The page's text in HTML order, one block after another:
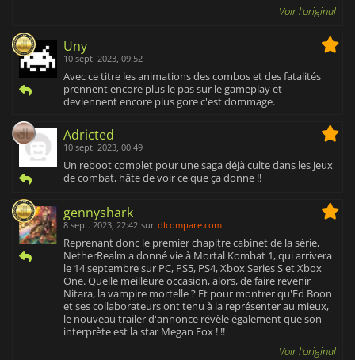
Voir l'original
Uny
10 sept. 2023, 09:52
Avec ce titre les animations des combos et des fatalités
prennent encore plus le pas sur le gameplay et
deviennent encore plus gore c'est dommage.
Adricted
10 sept. 2023, 00:49
Un reboot complet pour une saga déjà culte dans les jeux
de combat, hâte de voir ce que ça donne !!
gennyshark
8 sept. 2023, 22:42 sur dlcompare.com
Reprenant donc le premier chapitre cabinet de la série,
NetherRealm a donné vie à Mortal Kombat 1, qui arrivera
le 14 septembre sur PC, PS5, PS4, Xbox Series S et Xbox
One. Quelle meilleure occasion, alors, de faire revenir
Nitara, la vampire mortelle ? Et pour montrer qu'Ed Boon
et ses collaborateurs ont tenu à la représenter au mieux,
le nouveau trailer d'annonce révèle également que son
interprète est la star Megan Fox ! !!
Voir l'original